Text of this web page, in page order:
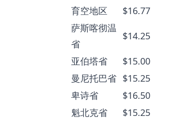
育空地区
$16.77
萨斯喀彻温
省
$14.25
亚伯塔省 $15.00
曼尼托巴省 $15.25
卑诗省
$16.50
魁北克省
$15.25